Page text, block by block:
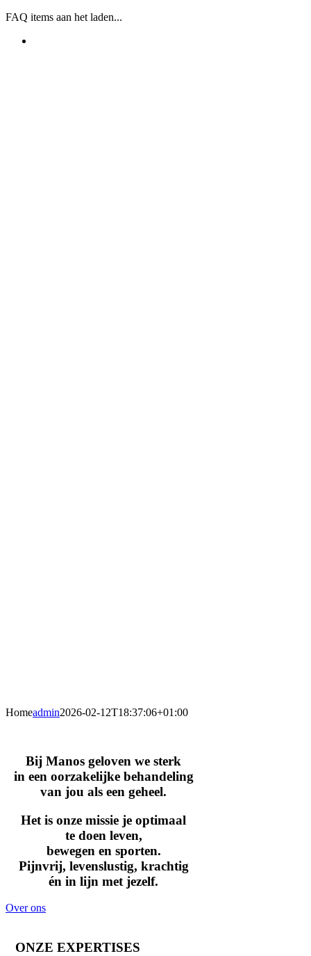
FAQ items aan het laden...
Homeadmin2026-02-12T18:37:06+01:00
Bij Manos geloven we sterk
in een oorzakelijke behandeling
van jou als een geheel.
Het is onze missie je optimaal
te doen leven,
bewegen en sporten.
Pijnvrij, levenslustig, krachtig
én in lijn met jezelf.
Over ons
ONZE EXPERTISES